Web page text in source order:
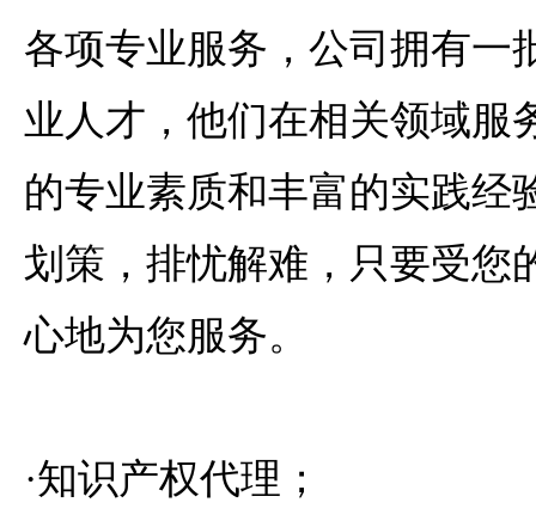
各项专业服务，公司拥有一
业人才，他们在相关领域服
的专业素质和丰富的实践经
划策，排忧解难，只要受您
心地为您服务。
·知识产权代理；